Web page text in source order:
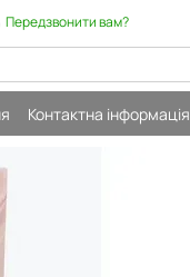
Передзвонити вам?
Контактна інформація